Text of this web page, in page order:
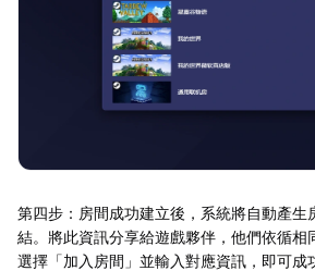
第四步：房間成功建立後，系統將自動產生
結。將此資訊分享給遊戲夥伴，他們依循相
選擇「加入房間」並輸入對應資訊，即可成